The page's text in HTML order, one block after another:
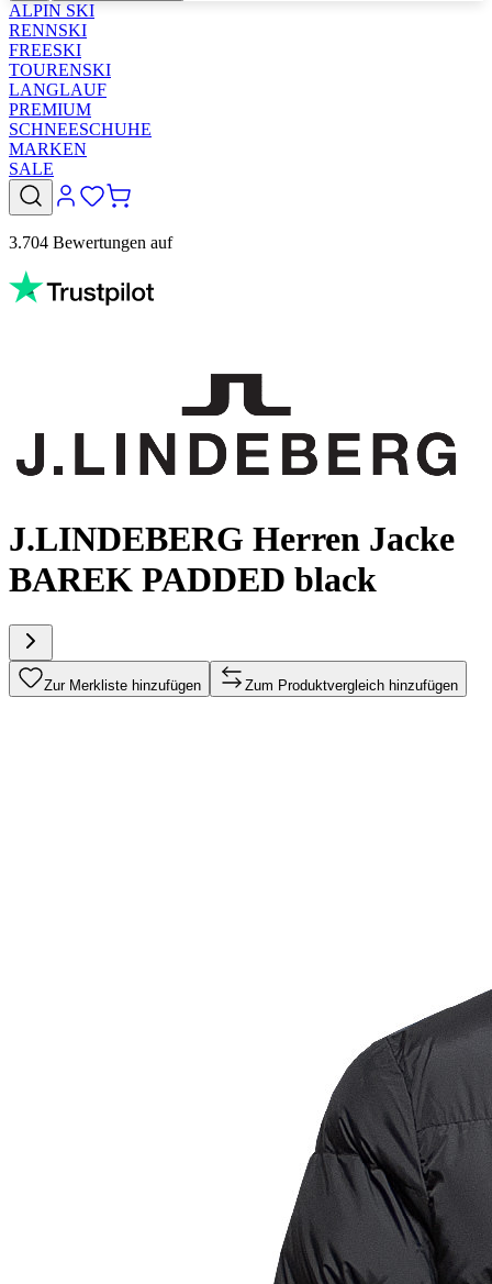
ALPIN SKI
RENNSKI
FREESKI
TOURENSKI
LANGLAUF
PREMIUM
SCHNEESCHUHE
MARKEN
SALE
3.704 Bewertungen auf
J.LINDEBERG Herren Jacke
BAREK PADDED black
Zur Merkliste hinzufügen Zum Produktvergleich hinzufügen